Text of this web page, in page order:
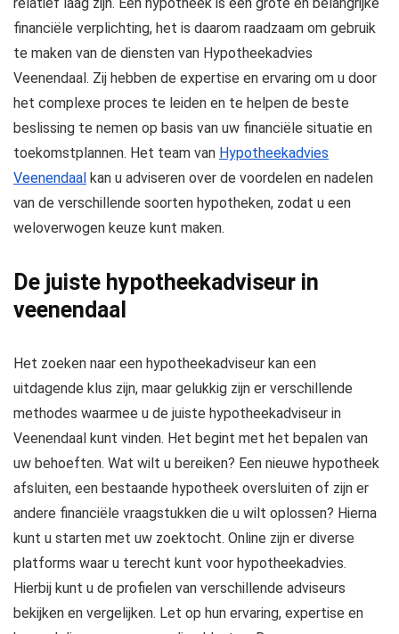
financiële verplichting, het is daarom raadzaam om gebruik
te maken van de diensten van Hypotheekadvies
Veenendaal. Zij hebben de expertise en ervaring om u door
het complexe proces te leiden en te helpen de beste
beslissing te nemen op basis van uw financiële situatie en
toekomstplannen. Het team van Hypotheekadvies
Veenendaal kan u adviseren over de voordelen en nadelen
van de verschillende soorten hypotheken, zodat u een
weloverwogen keuze kunt maken.
De juiste hypotheekadviseur in
veenendaal
Het zoeken naar een hypotheekadviseur kan een
uitdagende klus zijn, maar gelukkig zijn er verschillende
methodes waarmee u de juiste hypotheekadviseur in
Veenendaal kunt vinden. Het begint met het bepalen van
uw behoeften. Wat wilt u bereiken? Een nieuwe hypotheek
afsluiten, een bestaande hypotheek oversluiten of zijn er
andere financiële vraagstukken die u wilt oplossen? Hierna
kunt u starten met uw zoektocht. Online zijn er diverse
platforms waar u terecht kunt voor hypotheekadvies.
Hierbij kunt u de profielen van verschillende adviseurs
bekijken en vergelijken. Let op hun ervaring, expertise en